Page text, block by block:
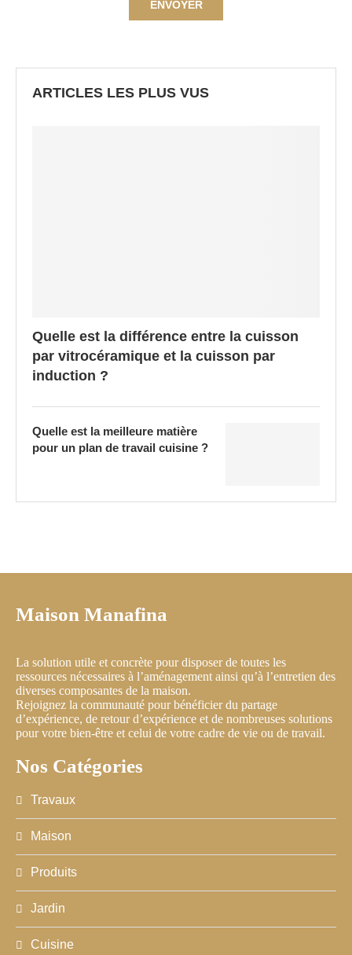
ARTICLES LES PLUS VUS
Quelle est la différence entre la cuisson
par vitrocéramique et la cuisson par
induction ?
Quelle est la meilleure matière
pour un plan de travail cuisine ?
Maison Manafina
La solution utile et concrète pour disposer de toutes les
ressources nécessaires à l’aménagement ainsi qu’à l’entretien des
diverses composantes de la maison.
Rejoignez la communauté pour bénéficier du partage
d’expérience, de retour d’expérience et de nombreuses solutions
pour votre bien-être et celui de votre cadre de vie ou de travail.
Nos Catégories
Travaux
Maison
Produits
Jardin
Cuisine